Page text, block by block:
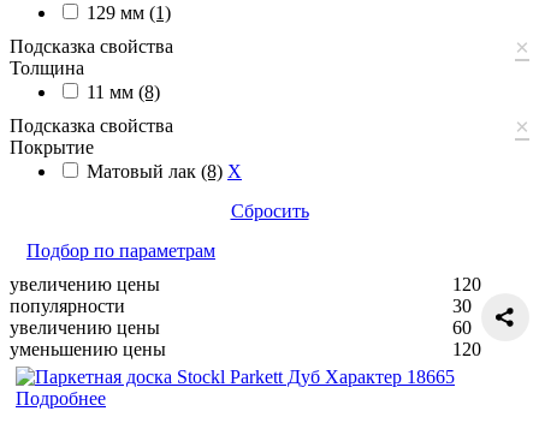
129 мм (1)
Подсказка свойства
×
Толщина
11 мм (8)
Подсказка свойства
×
Покрытие
Матовый лак (8) X
Сбросить
Подбор по параметрам
увеличению цены
популярности
увеличению цены
уменьшению цены
120
30
60
120
Подробнее